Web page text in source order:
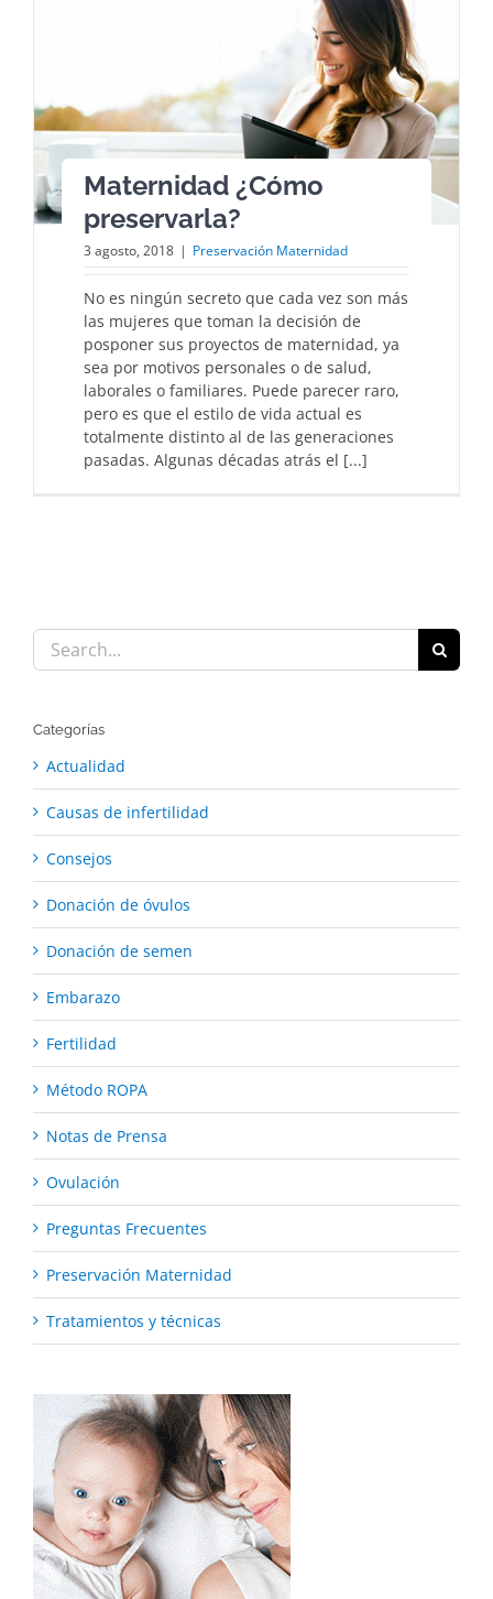
Maternidad ¿Cómo
preservarla?
3 agosto, 2018 | Preservación Maternidad
No es ningún secreto que cada vez son más
las mujeres que toman la decisión de
posponer sus proyectos de maternidad, ya
sea por motivos personales o de salud,
laborales o familiares. Puede parecer raro,
pero es que el estilo de vida actual es
totalmente distinto al de las generaciones
pasadas. Algunas décadas atrás el [...]
Search
for:
Categorías
Actualidad
Causas de infertilidad
Consejos
Donación de óvulos
Donación de semen
Embarazo
Fertilidad
Método ROPA
Notas de Prensa
Ovulación
Preguntas Frecuentes
Preservación Maternidad
Tratamientos y técnicas